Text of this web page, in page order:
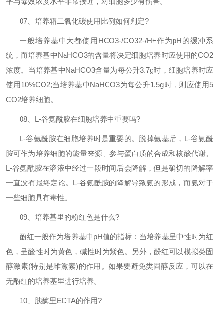
07 、培养箱二氧化碳使用比例如何判定?
一般培养基中大都使用 HCO3-/CO32-/H+作为pH的缓冲系
统，而培养基中NaHCO3的含量将决定细胞培养时应使用的CO2
浓度。当培养基中NaHCO3含量为每公升3.7g时，细胞培养时应
使用 10%CO2;当培养基中NaHCO3为每公升1.5g时，则应使用5
CO2培养细胞。
08 L-谷氨酰胺在细胞培养中重要吗?
L-谷氨酰胺在细胞培养时是重要的。脱掉氨基后， L-谷氨酰
胺可作为培养细胞的能量来源、参与蛋白质的合成和核酸代谢。
L-谷氨酰胺在溶液中经过一段时间后会降解，但是确切的降解率
一直没有最终定论。 L-谷氨酰胺的降解导致氨的形成，而氨对于
一些细胞具有毒性。
09 、培养基里的粉红色是什么?
酚红一般作为培养基中pH值的指标：当培养基呈中性时为红
色，呈酸性时为黄色，碱性时为紫色。另外，酚红可以模拟类固
醇激素(特别是雌激素)的作用。如果要避免类固醇反应，可以在
无酚红的培养基里进行培养。
10 、胰酶里EDTA的作用?